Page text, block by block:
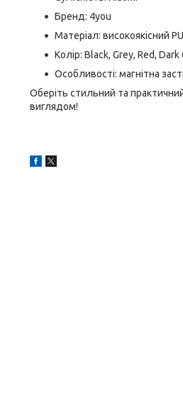
Бренд: 4you
Матеріал: високоякісний
Колір: Black, Grey, Red,
Особливості: магнітна
Оберіть стильний та
виглядом!